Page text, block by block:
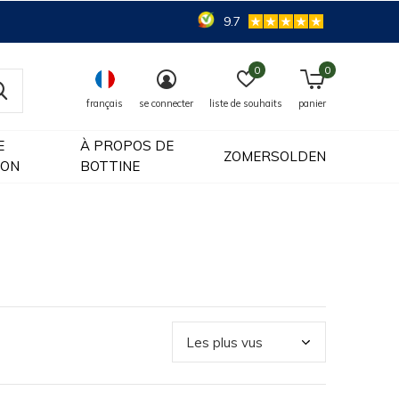
À PROPOS DE
BOTTINE
ZOMERSOLDEN
français se connecter liste de souhaits
0
panier
0
9.7